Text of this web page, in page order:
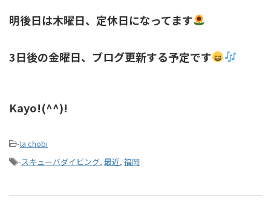
明後日は木曜日、定休日になってます
3日後の金曜日、ブログ更新する予定です
Kayo!(^^)!
-la chobi
-スキューバダイビング, 最近, 福岡